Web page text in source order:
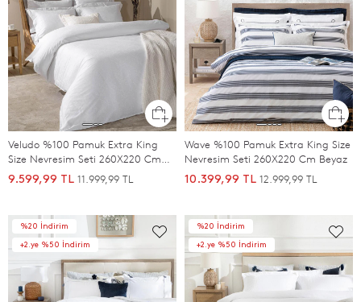
Veludo %100 Pamuk Extra King
Size Nevresim Seti 260X220 Cm
Beyaz
9.599,99 TL 11.999,99 TL
Wave %100 Pamuk Extra King Size
Nevresim Seti 260X220 Cm Beyaz
10.399,99 TL 12.999,99 TL
%20 İndirim
+2.ye %50 İndirim
%20 İndirim
+2.ye %50 İndirim